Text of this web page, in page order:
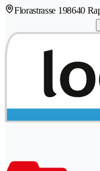
Florastrasse 198640